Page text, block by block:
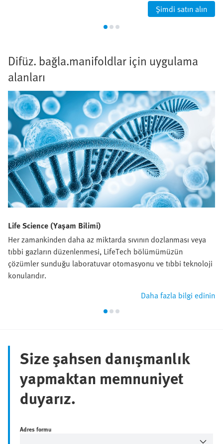
Şimdi satın alın
Difüz. bağla.manifoldlar için uygulama
alanları
Life Science (Yaşam Bilimi)
Her zamankinden daha az miktarda sıvının dozlanması veya
tıbbi gazların düzenlenmesi, LifeTech bölümümüzün
çözümler sunduğu laboratuvar otomasyonu ve tıbbi teknoloji
konularıdır.
Daha fazla bilgi edinin
Size şahsen danışmanlık
yapmaktan memnuniyet
duyarız.
Adres formu